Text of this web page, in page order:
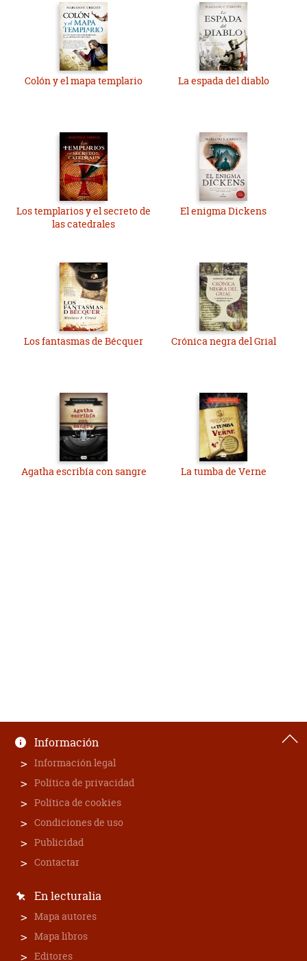
Colón y el mapa templario La espada del diablo
Los templarios y el secreto de
las catedrales
El enigma Dickens
Los fantasmas de Bécquer Crónica negra del Grial
Agatha escribía con sangre La tumba de Verne
Información
Información legal
Política de privacidad
Política de cookies
Condiciones de uso
Publicidad
Contactar
En lecturalia
Mapa autores
Mapa libros
Editores